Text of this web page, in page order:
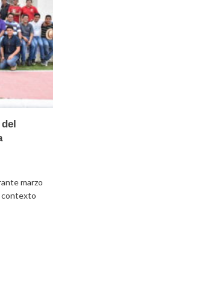
marzo
contexto